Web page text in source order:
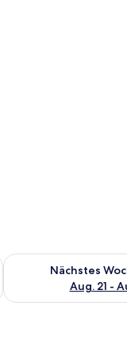
Aug.
Nächstes
Aug. 21 -
Überprüfe die